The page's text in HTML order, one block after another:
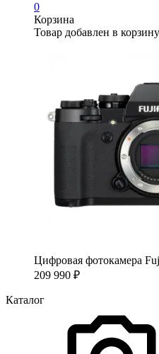
0
Корзина
Товар добавлен в корзину
Цифровая фотокамера
209 990 ₽
Каталог